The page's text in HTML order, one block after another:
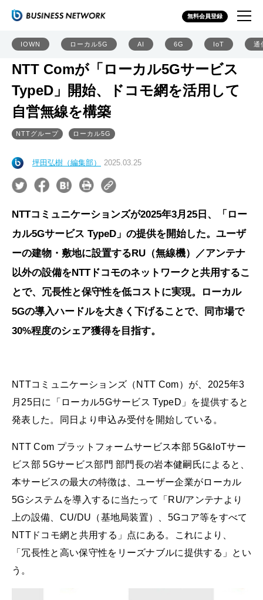
無料会員登録
IOWN ローカル5G AI 6G IoT 通
NTT Comが「ローカル5Gサービス
TypeD」開始、ドコモ網を活用して
自営無線を構築
NTTグループ ローカル5G
坪田弘樹（編集部） 2025.03.25
NTTコミュニケーションズが2025年3月25日、「ロー
カル5Gサービス TypeD」の提供を開始した。ユーザ
ーの建物・敷地に設置するRU（無線機）／アンテナ
以外の設備をNTTドコモのネットワークと共用するこ
とで、冗長性と保守性を低コストに実現。ローカル
5Gの導入ハードルを大きく下げることで、同市場で
30%程度のシェア獲得を目指す。
NTTコミュニケーションズ（NTT Com）が、2025年3
月25日に「ローカル5Gサービス TypeD」を提供すると
発表した。同日より申込み受付を開始している。
NTT Com プラットフォームサービス本部 5G&IoTサー
ビス部 5Gサービス部門 部門長の岩本健嗣氏によると、
本サービスの最大の特徴は、ユーザー企業がローカル
5Gシステムを導入するに当たって「RU/アンテナより
上の設備、CU/DU（基地局装置）、5Gコア等をすべて
NTTドコモ網と共用する」点にある。これにより、
「冗長性と高い保守性をリーズナブルに提供する」とい
う。